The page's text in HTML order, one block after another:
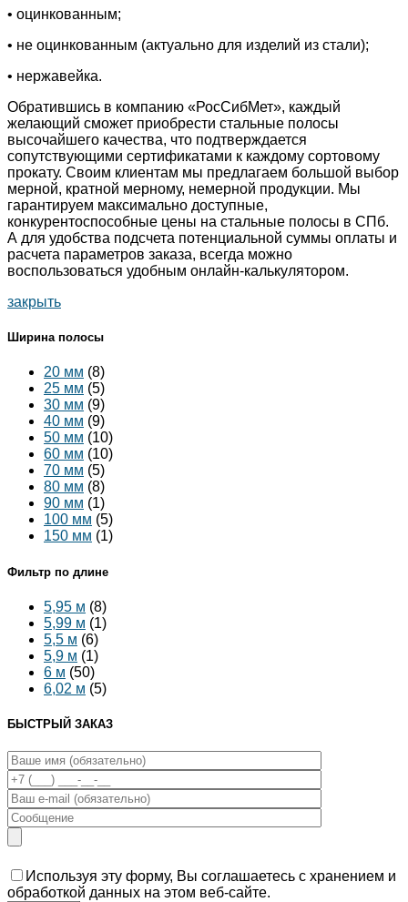
• оцинкованным;
• не оцинкованным (актуально для изделий из стали);
• нержавейка.
Обратившись в компанию «РосСибМет», каждый
желающий сможет приобрести стальные полосы
высочайшего качества, что подтверждается
сопутствующими сертификатами к каждому сортовому
прокату. Своим клиентам мы предлагаем большой выбор
мерной, кратной мерному, немерной продукции. Мы
гарантируем максимально доступные,
конкурентоспособные цены на стальные полосы в СПб.
А для удобства подсчета потенциальной суммы оплаты и
расчета параметров заказа, всегда можно
воспользоваться удобным онлайн-калькулятором.
закрыть
Ширина полосы
20 мм (8)
25 мм (5)
30 мм (9)
40 мм (9)
50 мм (10)
60 мм (10)
70 мм (5)
80 мм (8)
90 мм (1)
100 мм (5)
150 мм (1)
Фильтр по длине
5,95 м (8)
5,99 м (1)
5,5 м (6)
5,9 м (1)
6 м (50)
6,02 м (5)
БЫСТРЫЙ ЗАКАЗ
Используя эту форму, Вы соглашаетесь с хранением и
обработкой данных на этом веб-сайте.